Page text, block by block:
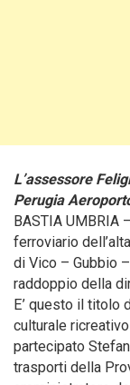
L’assessore
Perugia
BASTIA UMBRIA
ferroviario
di Vico – Gubbio
raddoppio della
E’ questo il titolo
culturale
partecipato
trasporti della